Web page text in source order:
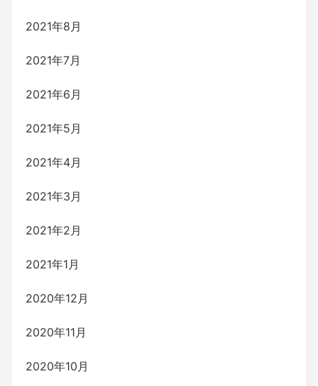
2021年8月
2021年7月
2021年6月
2021年5月
2021年4月
2021年3月
2021年2月
2021年1月
2020年12月
2020年11月
2020年10月